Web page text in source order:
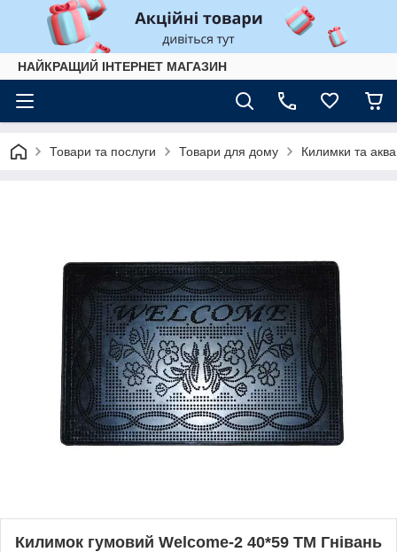
НАЙКРАЩИЙ ІНТЕРНЕТ МАГАЗИН
Товари та послуги Товари для дому Килимки та
Килимок гумовий Welcome-2 40*59 ТМ Гнівань